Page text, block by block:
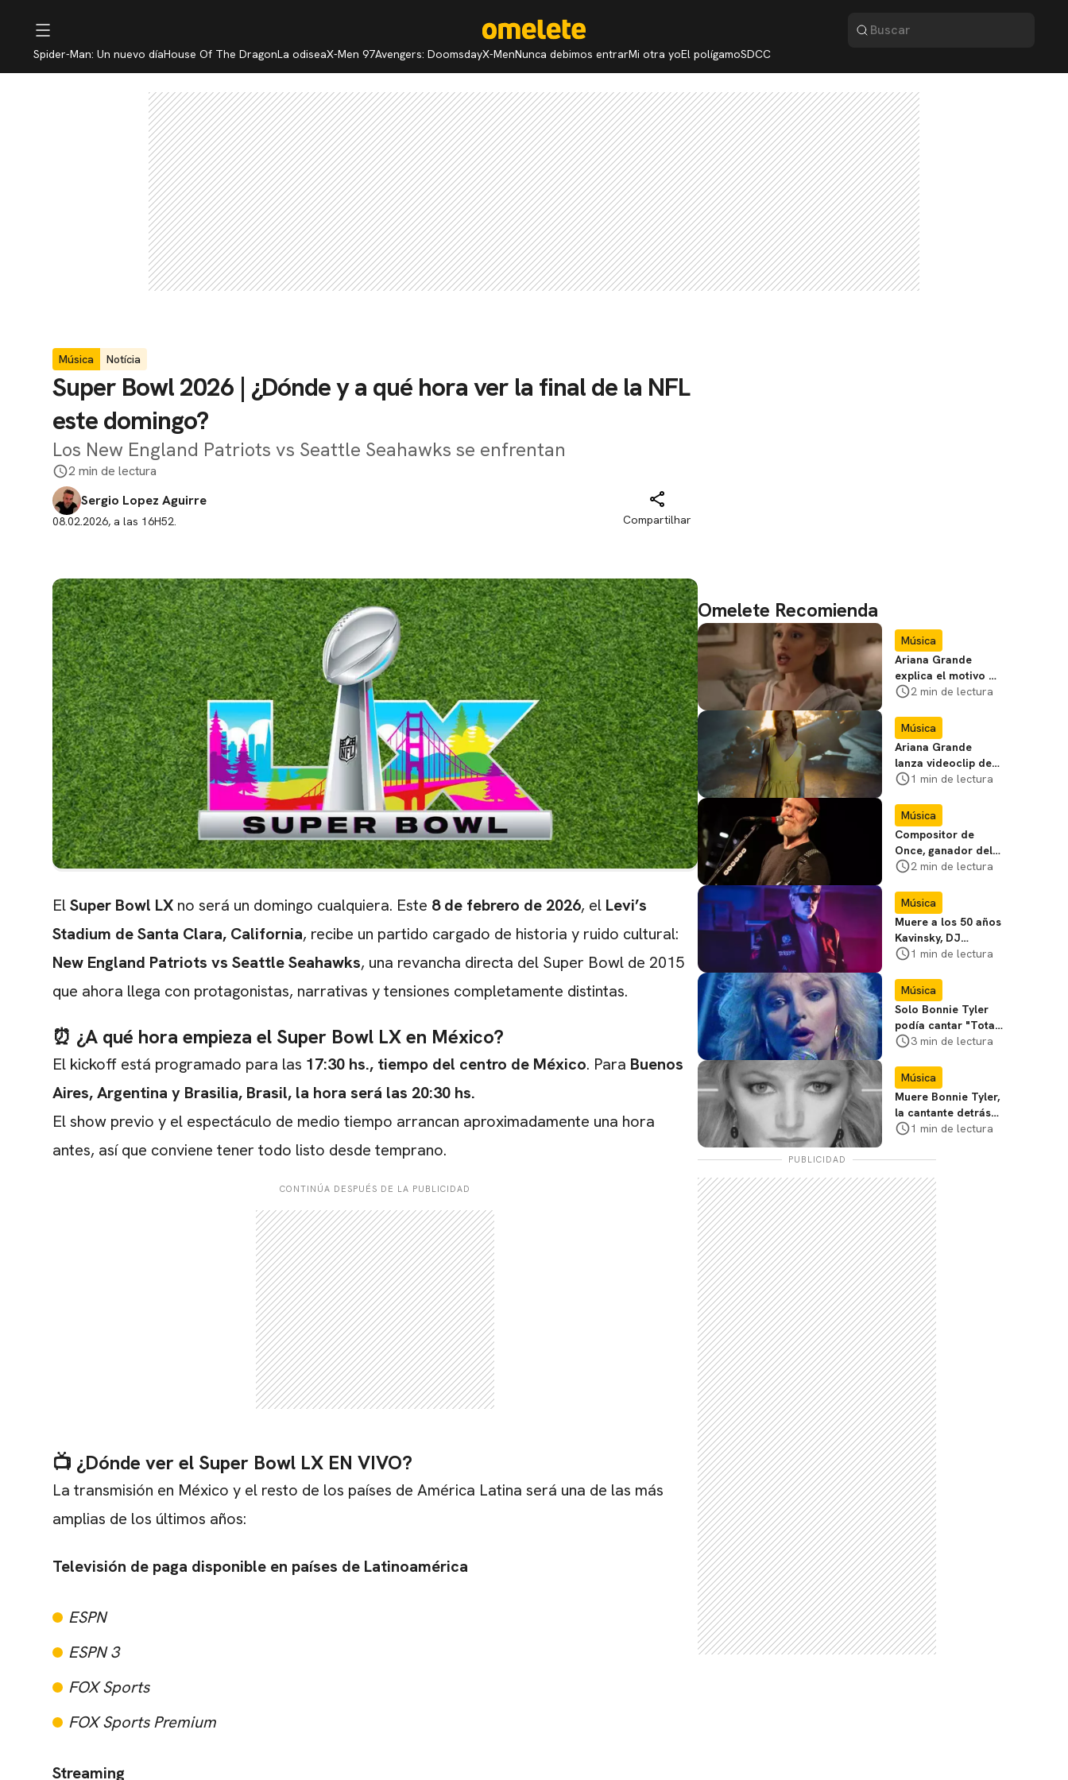
Spider-Man: Un nuevo díaHouse Of The DragonLa odiseaX-Men 97Avengers: DoomsdayX-MenNunca debimos entrarMi otra yoEl polígamoSDCC
Música Notícia
Super Bowl 2026 | ¿Dónde y a qué hora ver la final de la NFL
este domingo?
Los New England Patriots vs Seattle Seahawks se enfrentan
2 min de lectura
Sergio Lopez Aguirre
08.02.2026, a las 16H52. Compartilhar
ElSuper Bowl LX no será un domingo cualquiera. Este 8 de febrero de 2026, el Levi’s
Stadium de Santa Clara, California, recibe un partido cargado de historia y ruido cultural:
New England Patriots vs Seattle Seahawks, una revancha directa del Super Bowl de 2015
que ahora llega con protagonistas, narrativas y tensiones completamente distintas.
⏰ ¿A qué hora empieza el Super Bowl LX en México?
El kickoff está programado para las 17:30 hs., tiempo del centro de México. Para Buenos
Aires, Argentina y Brasilia, Brasil, la hora será las 20:30 hs.
El show previo y el espectáculo de medio tiempo arrancan aproximadamente una hora
antes, así que conviene tener todo listo desde temprano.
CONTINÚA DESPUÉS DE LA PUBLICIDAD
📺 ¿Dónde ver el Super Bowl LX EN VIVO?
La transmisión en México y el resto de los países de América Latina será una de las más
amplias de los últimos años:
Televisión de paga disponible en países de Latinoamérica
ESPN
ESPN 3
FOX Sports
FOX Sports Premium
Streaming
Omelete Recomienda
Música
Ariana Grande
explica el motivo de
su alejamiento
2 min de lectura
Música
Ariana Grande
lanza videoclip de
petal; mira
1 min de lectura
Música
Compositor de
Once, ganador del
Óscar, muere en
motocicleta
2 min de lectura
Música
Muere a los 50 años
Kavinsky, DJ
francés detrás de la
de Drive
1 min de lectura
Música
Solo Bonnie Tyler
podía cantar "Total
Eclipse of the
3 min de lectura
Música
Muere Bonnie Tyler,
la cantante detrás
de "Total Eclipse of
1 min de lectura
PUBLICIDAD